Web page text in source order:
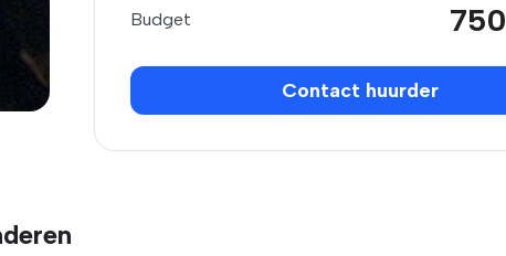
Budget 750
Contact huurder